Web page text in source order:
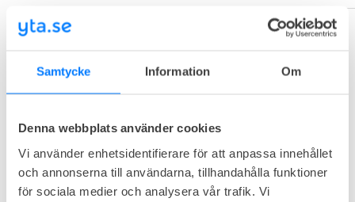
Samtycke Information Om
Denna webbplats använder cookies
Vi använder enhetsidentifierare för att anpassa innehållet
och annonserna till användarna, tillhandahålla funktioner
för sociala medier och analysera vår trafik. Vi
Området